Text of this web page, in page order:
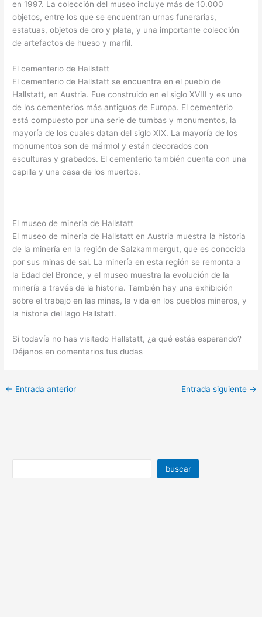
en 1997. La colección del museo incluye más de 10.000
objetos, entre los que se encuentran urnas funerarias,
estatuas, objetos de oro y plata, y una importante colección
de artefactos de hueso y marfil.
El cementerio de Hallstatt
El cementerio de Hallstatt se encuentra en el pueblo de
Hallstatt, en Austria. Fue construido en el siglo XVIII y es uno
de los cementerios más antiguos de Europa. El cementerio
está compuesto por una serie de tumbas y monumentos, la
mayoría de los cuales datan del siglo XIX. La mayoría de los
monumentos son de mármol y están decorados con
esculturas y grabados. El cementerio también cuenta con una
capilla y una casa de los muertos.
El museo de minería de Hallstatt
El museo de minería de Hallstatt en Austria muestra la historia
de la minería en la región de Salzkammergut, que es conocida
por sus minas de sal. La minería en esta región se remonta a
la Edad del Bronce, y el museo muestra la evolución de la
minería a través de la historia. También hay una exhibición
sobre el trabajo en las minas, la vida en los pueblos mineros, y
la historia del lago Hallstatt.
Si todavía no has visitado Hallstatt, ¿a qué estás esperando?
Déjanos en comentarios tus dudas
← Entrada anterior Entrada siguiente →
buscar